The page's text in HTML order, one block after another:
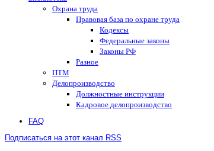
Охрана труда
Правовая база по охране труда
Кодексы
Федеральные законы
Законы РФ
Разное
ПТМ
Делопроизводство
Должностные инструкции
Кадровое делопроизводство
FAQ
Подписаться на этот канал RSS